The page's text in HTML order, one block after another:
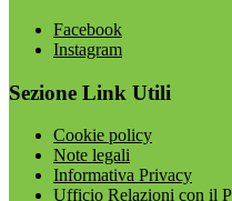
Facebook
Instagram
Sezione Link Utili
Cookie policy
Note legali
Informativa Privacy
Ufficio Relazioni con il